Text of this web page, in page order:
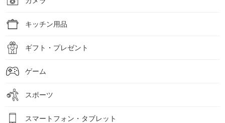
キッチン用品
ギフト・プレゼント
ゲーム
スポーツ
スマートフォン・タブレット